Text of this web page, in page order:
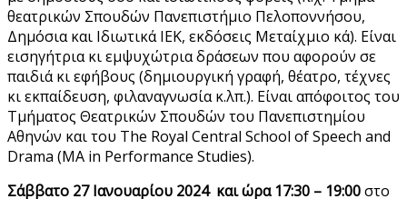
θεατρικών Σπουδών Πανεπιστήμιο Πελοποννήσου,
Δημόσια και Ιδιωτικά ΙΕΚ, εκδόσεις Μεταίχμιο κά). Είναι
εισηγήτρια κι εμψυχώτρια δράσεων που αφορούν σε
παιδιά κι εφήβους (δημιουργική γραφή, θέατρο, τέχνες
κι εκπαίδευση, φιλαναγνωσία κ.λπ.). Είναι απόφοιτος του
Τμήματος Θεατρικών Σπουδών του Πανεπιστημίου
Αθηνών και του The Royal Central School of Speech and
Drama (MA in Performance Studies).
Σάββατο 27 Ιανουαρίου 2024 και ώρα 17:30 – 19:00στο